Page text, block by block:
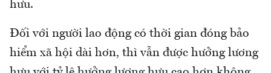
hưu.
Đối với người lao động có thời gian đóng bảo
hiểm xã hội dài hơn, thì vẫn được hưởng lương